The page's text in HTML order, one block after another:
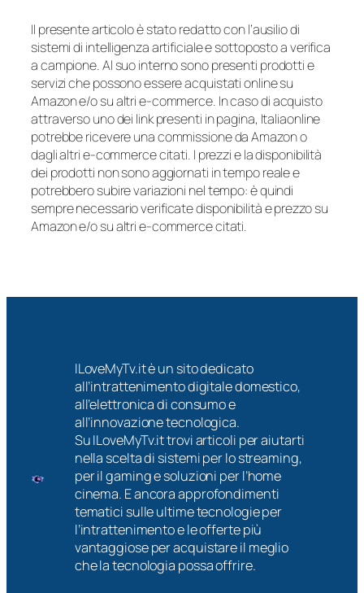
Il presente articolo è stato redatto con l’ausilio di
sistemi di intelligenza artificiale e sottoposto a verifica
a campione. Al suo interno sono presenti prodotti e
servizi che possono essere acquistati online su
Amazon e/o su altri e-commerce. In caso di acquisto
attraverso uno dei link presenti in pagina, Italiaonline
potrebbe ricevere una commissione da Amazon o
dagli altri e-commerce citati. I prezzi e la disponibilità
dei prodotti non sono aggiornati in tempo reale e
potrebbero subire variazioni nel tempo: è quindi
sempre necessario verificate disponibilità e prezzo su
Amazon e/o su altri e-commerce citati.
ILoveMyTv.it è un sito dedicato
all’intrattenimento digitale domestico,
all’elettronica di consumo e
all’innovazione tecnologica.
Su ILoveMyTv.it trovi articoli per aiutarti
nella scelta di sistemi per lo streaming,
per il gaming e soluzioni per l’home
cinema. E ancora approfondimenti
tematici sulle ultime tecnologie per
l’intrattenimento e le offerte più
vantaggiose per acquistare il meglio
che la tecnologia possa offrire.